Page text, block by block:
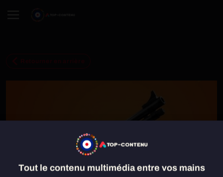
Tout le contenu multimédia entre vos mains